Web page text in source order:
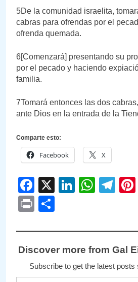
5De la comunidad israelita,
cabras para ofrendas por el
ofrenda quemada.
6[Comenzará] presentando su
por el pecado y haciendo
familia.
7Tomará entonces las dos
ante Dios en la entrada de la
Comparte esto:
Facebook X
Facebook
X LinkedIn
Print
Discover more from Gal
Subscribe to get the latest posts
Type your email…